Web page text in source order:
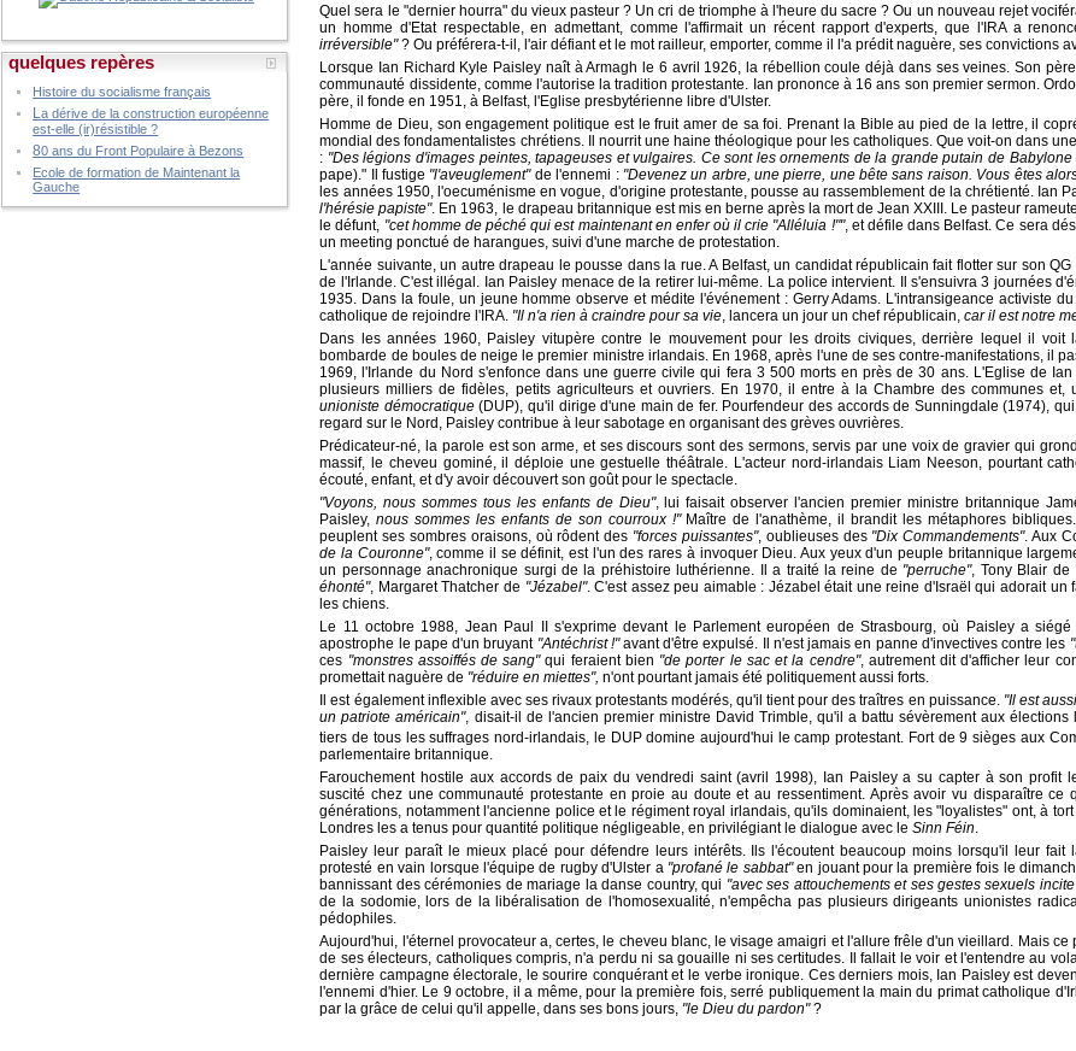
quelques repères
Histoire du socialisme français
La dérive de la construction européenne
est-elle (ir)résistible ?
80 ans du Front Populaire à Bezons
Ecole de formation de Maintenant la
Gauche
Quel sera le "dernier hourra" du vieux pasteur ? Un cri de triomphe à l'heure du sacre ? Ou un nouveau rejet
un homme d'Etat respectable, en admettant, comme l'affirmait un récent rapport d'experts, que l'IRA a
irréversible"? Ou préférera-t-il, l'air défiant et le mot railleur, emporter, comme il l'a prédit naguère, ses convictions
Lorsque Ian Richard Kyle Paisley naît à Armagh le 6 avril 1926, la rébellion coule déjà dans ses veines. Son
communauté dissidente, comme l'autorise la tradition protestante. Ian prononce à 16 ans son premier sermon.
père, il fonde en 1951, à Belfast, l'Eglise presbytérienne libre d'Ulster.
Homme de Dieu, son engagement politique est le fruit amer de sa foi. Prenant la Bible au pied de la lettre, il
mondial des fondamentalistes chrétiens. Il nourrit une haine théologique pour les catholiques. Que voit-on dans
: "Des légions d'images peintes, tapageuses et vulgaires. Ce sont les ornements de la grande putain de
pape)." Il fustige "l'aveuglement"de l'ennemi : "Devenez un arbre, une pierre, une bête sans raison. Vous êtes
les années 1950, l'oecuménisme en vogue, d'origine protestante, pousse au rassemblement de la chrétienté. Ian
l'hérésie papiste". En 1963, le drapeau britannique est mis en berne après la mort de Jean XXIII. Le pasteur
le défunt, "cet homme de péché qui est maintenant en enfer où il crie "Alléluia !"", et défile dans Belfast. Ce sera
un meeting ponctué de harangues, suivi d'une marche de protestation.
L'année suivante, un autre drapeau le pousse dans la rue. A Belfast, un candidat républicain fait flotter sur son
de l'Irlande. C'est illégal. Ian Paisley menace de la retirer lui-même. La police intervient. Il s'ensuivra 3 journées
1935. Dans la foule, un jeune homme observe et médite l'événement : Gerry Adams. L'intransigeance activiste
catholique de rejoindre l'IRA. "Il n'a rien à craindre pour sa vie lancera un jour un chef républicain, car il est notre
Dans les années 1960, Paisley vitupère contre le mouvement pour les droits civiques, derrière lequel il voit
bombarde de boules de neige le premier ministre irlandais. En 1968, après l'une de ses contre-manifestations, il
1969, l'Irlande du Nord s'enfonce dans une guerre civile qui fera 3 500 morts en près de 30 ans. L'Eglise de
plusieurs milliers de fidèles, petits agriculteurs et ouvriers. En 1970, il entre à la Chambre des communes
unioniste démocratique(DUP), qu'il dirige d'une main de fer. Pourfendeur des accords de Sunningdale (1974),
regard sur le Nord, Paisley contribue à leur sabotage en organisant des grèves ouvrières.
Prédicateur-né, la parole est son arme, et ses discours sont des sermons, servis par une voix de gravier qui
massif, le cheveu gominé, il déploie une gestuelle théâtrale. L'acteur nord-irlandais Liam Neeson, pourtant
écouté, enfant, et d'y avoir découvert son goût pour le spectacle.
"Voyons, nous sommes tous les enfants de Dieu", lui faisait observer l'ancien premier ministre britannique
Paisley,nous sommes les enfants de son courroux !"Maître de l'anathème, il brandit les métaphores
peuplent ses sombres oraisons, où rôdent des "forces puissantes", oublieuses des "Dix Commandements". Aux
de la Couronne", comme il se définit, est l'un des rares à invoquer Dieu. Aux yeux d'un peuple britannique
un personnage anachronique surgi de la préhistoire luthérienne. Il a traité la reine de "perruche", Tony Blair de
éhonté", Margaret Thatcher de "Jézabel". C'est assez peu aimable : Jézabel était une reine d'Israël qui adorait un
les chiens.
Le 11 octobre 1988, Jean Paul II s'exprime devant le Parlement européen de Strasbourg, où Paisley a
apostrophe le pape d'un bruyant "Antéchrist !"avant d'être expulsé. Il n'est jamais en panne d'invectives contre les
ces "monstres assoiffés de sang"qui feraient bien "de porter le sac et la cendre", autrement dit d'afficher leur
promettait naguère de "réduire en miettes", n'ont pourtant jamais été politiquement aussi forts.
Il est également inflexible avec ses rivaux protestants modérés, qu'il tient pour des traîtres en puissance. "Il est
un patriote américain", disait-il de l'ancien premier ministre David Trimble, qu'il a battu sévèrement aux élections
tiers de tous les suffrages nord-irlandais, le DUP domine aujourd'hui le camp protestant. Fort de 9 sièges aux
parlementaire britannique.
Farouchement hostile aux accords de paix du vendredi saint (avril 1998), Ian Paisley a su capter à son profit
suscité chez une communauté protestante en proie au doute et au ressentiment. Après avoir vu disparaître ce
générations, notamment l'ancienne police et le régiment royal irlandais, qu'ils dominaient, les "loyalistes" ont, à
Londres les a tenus pour quantité politique négligeable, en privilégiant le dialogue avec leSinn Féin
Paisley leur paraît le mieux placé pour défendre leurs intérêts. Ils l'écoutent beaucoup moins lorsqu'il leur fait
protesté en vain lorsque l'équipe de rugby d'Ulster a "profané le sabbat"en jouant pour la première fois le
bannissant des cérémonies de mariage la danse country, qui "avec ses attouchements et ses gestes sexuels
de la sodomie, lors de la libéralisation de l'homosexualité, n'empêcha pas plusieurs dirigeants unionistes
pédophiles.
Aujourd'hui, l'éternel provocateur a, certes, le cheveu blanc, le visage amaigri et l'allure frêle d'un vieillard. Mais
de ses électeurs, catholiques compris, n'a perdu ni sa gouaille ni ses certitudes. Il fallait le voir et l'entendre au
dernière campagne électorale, le sourire conquérant et le verbe ironique. Ces derniers mois, Ian Paisley est
l'ennemi d'hier. Le 9 octobre, il a même, pour la première fois, serré publiquement la main du primat catholique
par la grâce de celui qu'il appelle, dans ses bons jours, "le Dieu du pardon"?